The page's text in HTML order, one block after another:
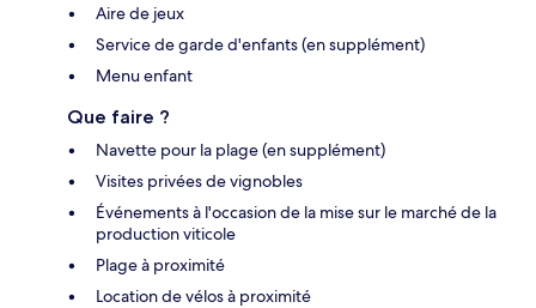
Aire de jeux
Service de garde d'enfants (en supplément)
Menu enfant
Que faire ?
Navette pour la plage (en supplément)
Visites privées de vignobles
Événements à l'occasion de la mise sur le marché de la
production viticole
Plage à proximité
Location de vélos à proximité